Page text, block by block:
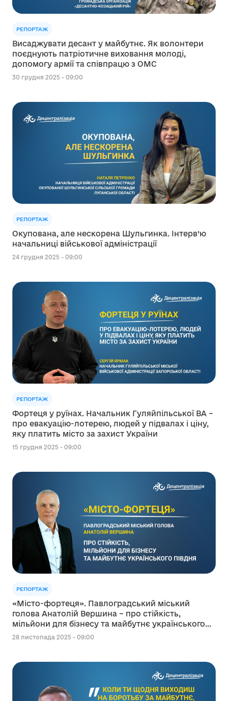
РЕПОРТАЖ
Висаджувати десант у майбутнє. Як волонтери
поєднують патріотичне виховання молоді,
допомогу армії та співпрацю з ОМС
30 грудня 2025 - 09:00
РЕПОРТАЖ
Окупована, але нескорена Шульгинка. Інтерв’ю
начальниці військової адміністрації
24 грудня 2025 - 09:00
РЕПОРТАЖ
Фортеця у руїнах. Начальник Гуляйпільської ВА –
про евакуацію-лотерею, людей у підвалах і ціну,
яку платить місто за захист України
15 грудня 2025 - 09:00
РЕПОРТАЖ
«Місто-фортеця». Павлоградський міський
голова Анатолій Вершина – про стійкість,
мільйони для бізнесу та майбутнє українського
Півдня
28 листопада 2025 - 09:00